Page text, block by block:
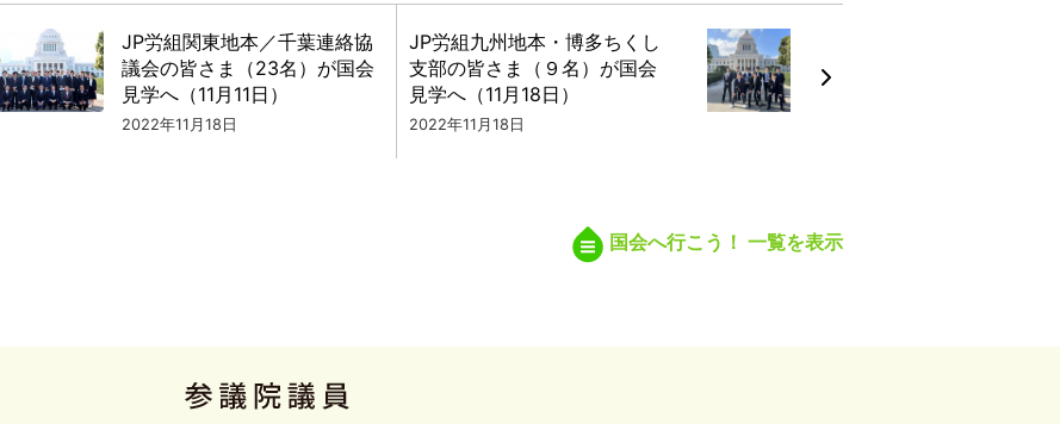
JP労組関東地本／千葉連絡協
議会の皆さま（23名）が国会
見学へ（11月11日）
2022年11月18日
JP労組九州地本・博多ちくし
支部の皆さま（９名）が国会
見学へ（11月18日）
2022年11月18日
国会へ行こう！ 一覧を表示